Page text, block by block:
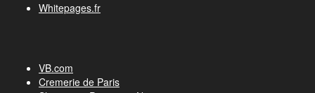
Whitepages.fr
VB.com
Cremerie de Paris